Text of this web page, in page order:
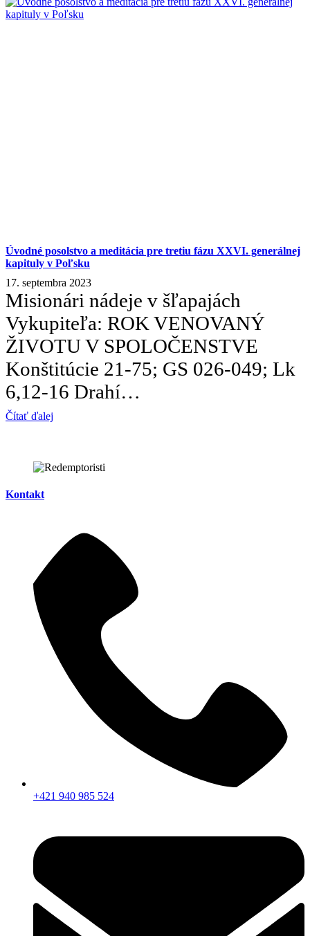
Úvodné posolstvo a meditácia pre tretiu fázu XXVI. generálnej
kapituly v Poľsku
17. septembra 2023
Misionári nádeje v šľapajách
Vykupiteľa: ROK VENOVANÝ
ŽIVOTU V SPOLOČENSTVE
Konštitúcie 21-75; GS 026-049; Lk
6,12-16 Drahí…
Čítať ďalej
Kontakt
+421 940 985 524